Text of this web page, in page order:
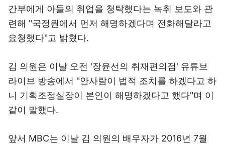
간부에게 아들의 취업을 청탁했다는 녹취 보도와 관
련해 "국정원에서 먼저 해명하겠다며 전화해달라고
요청했다"고 밝혔다.
김 의원은 이날 오전 '장윤선의 취재편의점' 유튜브
라이브 방송에서 "안사람이 법적 조치를 하겠다고 하
니 기획조정실장이 본인이 해명하겠다고 했다"며 이
같이 말했다.
앞서 MBC는 이날 김 의원의 배우자가 2016년 7월